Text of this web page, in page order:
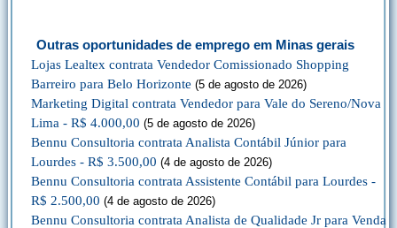
Outras oportunidades de emprego em Minas gerais
Lojas Lealtex contrata Vendedor Comissionado Shopping
Barreiro para Belo Horizonte (5 de agosto de 2026)
Marketing Digital contrata Vendedor para Vale do Sereno/Nova
Lima - R$ 4.000,00 (5 de agosto de 2026)
Bennu Consultoria contrata Analista Contábil Júnior para
Lourdes - R$ 3.500,00 (4 de agosto de 2026)
Bennu Consultoria contrata Assistente Contábil para Lourdes -
R$ 2.500,00 (4 de agosto de 2026)
Bennu Consultoria contrata Analista de Qualidade Jr para Venda